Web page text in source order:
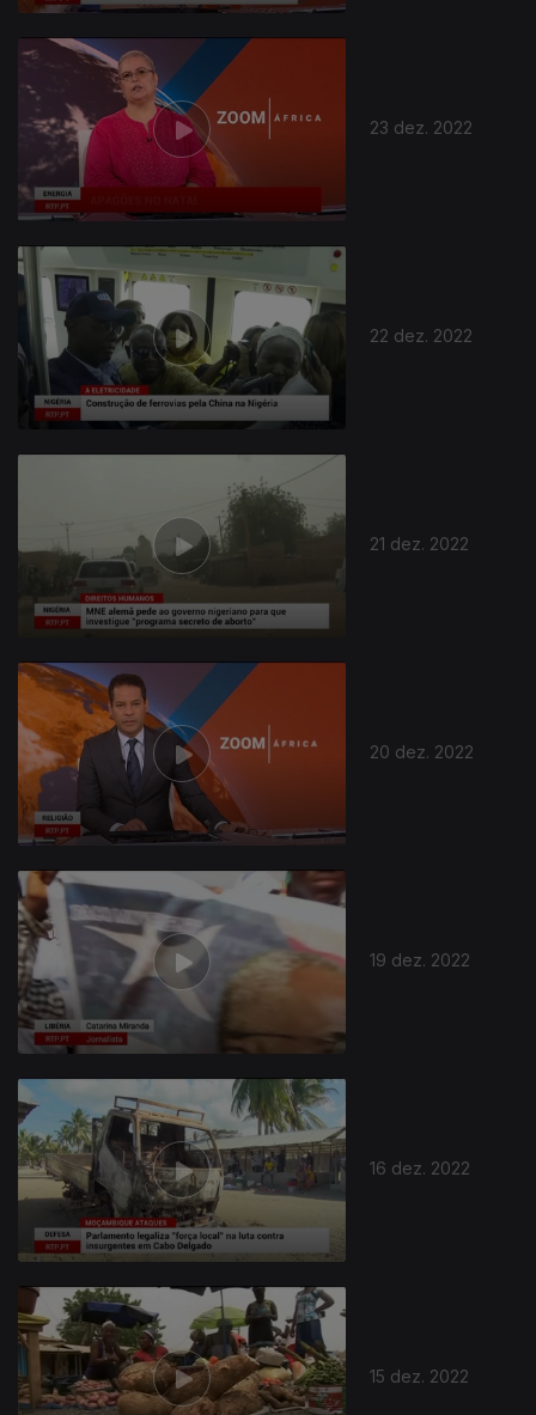
23 dez. 2022
22 dez. 2022
21 dez. 2022
20 dez. 2022
19 dez. 2022
16 dez. 2022
15 dez. 2022
659754